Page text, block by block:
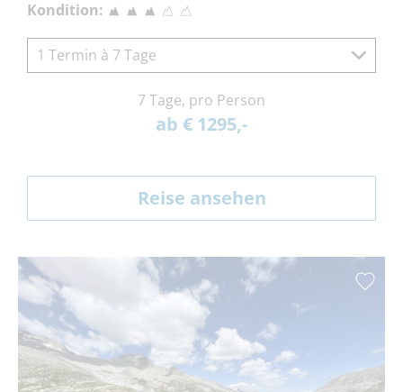
Kondition:
1 Termin à 7 Tage
7 Tage, pro Person
ab € 1295,-
Reise ansehen